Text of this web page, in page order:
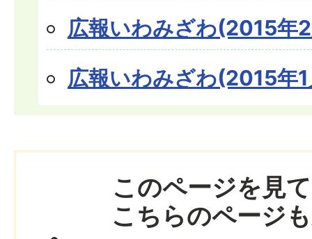
広報いわみざわ(2015年
広報いわみざわ(2015年
このページを見
こちらのページ